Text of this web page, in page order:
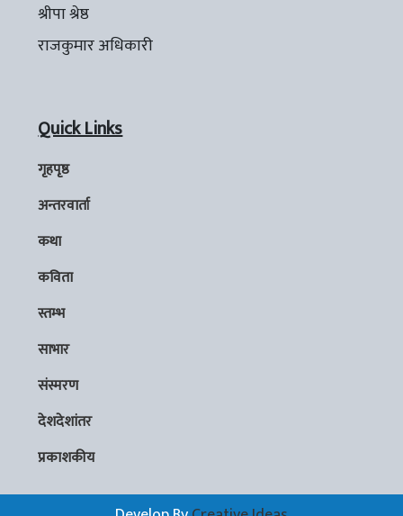
श्रीपा श्रेष्ठ
राजकुमार अधिकारी
Quick Links
गृहपृष्ठ
अन्तरवार्ता
कथा
कविता
स्तम्भ
साभार
संस्मरण
देशदेशांतर
प्रकाशकीय